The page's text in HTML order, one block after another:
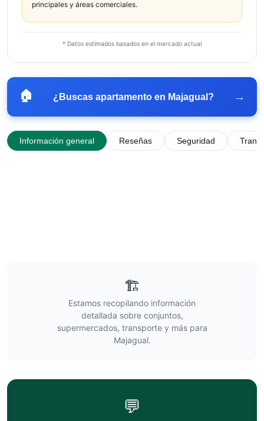
principales y áreas comerciales.
* Datos estimados basados en el mercado actual
🏠 ¿Buscas apartamento en Majagual ? →
Información general Reseñas Seguridad
🏗️
Estamos recopilando información
detallada sobre conjuntos,
supermercados, transporte y más para
Majagual.
💬